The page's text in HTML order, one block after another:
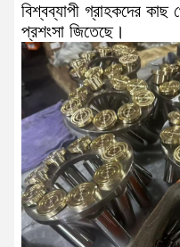
বিশ্বব্যাপী গ্রাহকদের
প্রশংসা জিতেছে।